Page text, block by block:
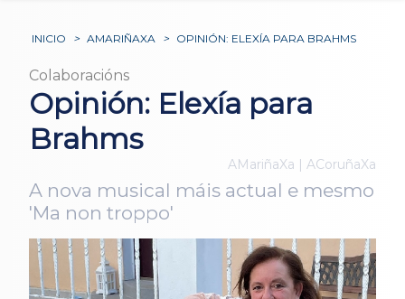
INICIO > AMARIÑAXA > OPINIÓN: ELEXÍA PARA BRAHMS
Colaboracións
Opinión: Elexía para
Brahms
AMariñaXa | ACoruñaXa
A nova musical máis actual e mesmo
'Ma non troppo'